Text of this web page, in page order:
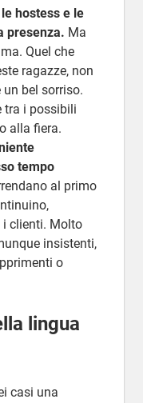
le hostess e le
presenza. Ma
Quel che
ragazze, non
bel sorriso.
tra i possibili
alla fiera.
tempo
al primo
i clienti. Molto
insistenti,
o
lingua
casi una